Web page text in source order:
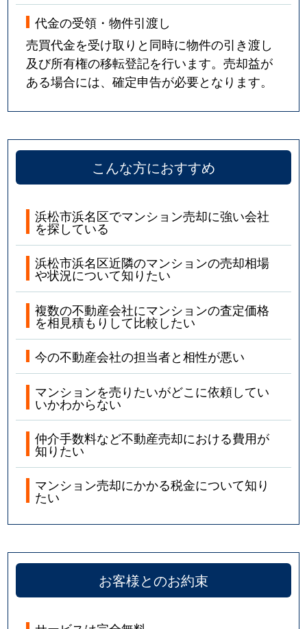
代金の受領・物件引渡し
売買代金を受け取りと同時に物件の引き渡し
及び所有権の移転登記を行います。売却益が
ある場合には、確定申告が必要となります。
こんな方におすすめ
浜松市浜名区でマンション売却に強い会社
を探している
浜松市浜名区近隣のマンションの売却相場
や状況について知りたい
複数の不動産会社にマンションの査定価格
を相見積もりして比較したい
今の不動産会社の担当者と相性が悪い
マンションを売りたいがどこに依頼してい
いかわからない
仲介手数料など不動産売却における費用が
知りたい
マンション売却にかかる税金について知り
たい
お客様とのお約束